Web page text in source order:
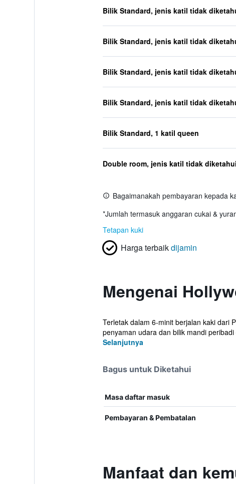
Bilik Standard, jenis katil tidak
Bilik Standard, jenis katil tidak
Bilik Standard, jenis katil tidak
Bilik Standard, jenis katil tidak
Bilik Standard, 1 katil queen
Double room, jenis katil tidak diketahui
Bagaimanakah pembayaran kepada
*Jumlah termasuk anggaran cukai &
Tetapan kuki
Harga terbaikdijamin
Mengenai
Terletak dalam 6-minit berjalan kaki dari
penyaman udara dan bilik mandi
Selanjutnya
Bagus untuk Diketahui
Masa daftar masuk
Pembayaran & Pembatalan
Manfaat dan